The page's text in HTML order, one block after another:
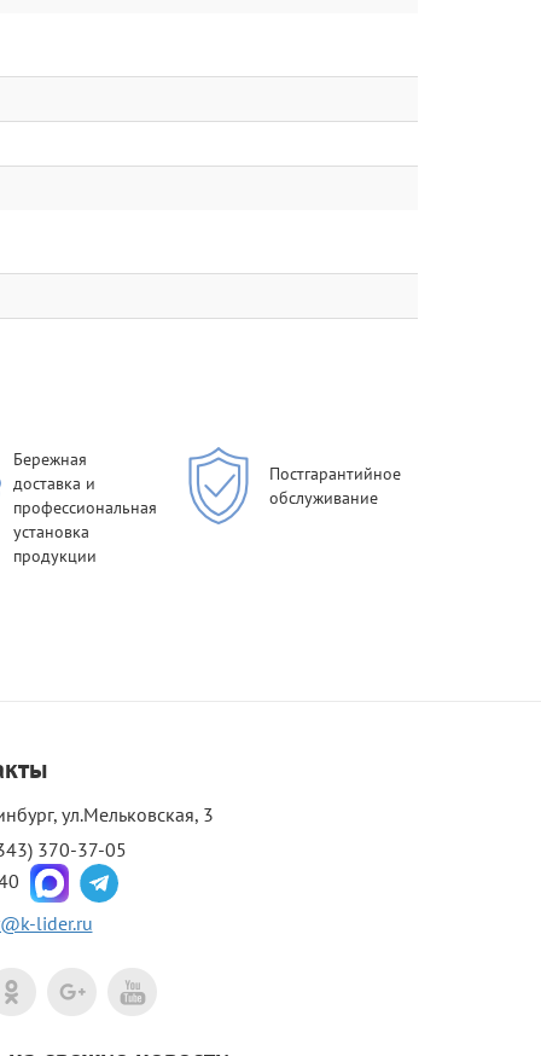
Бережная
доставка и
профессиональная
установка
продукции
Постгарантийное
обслуживание
ул.Мельковская, 3
370-37-05
lider.ru